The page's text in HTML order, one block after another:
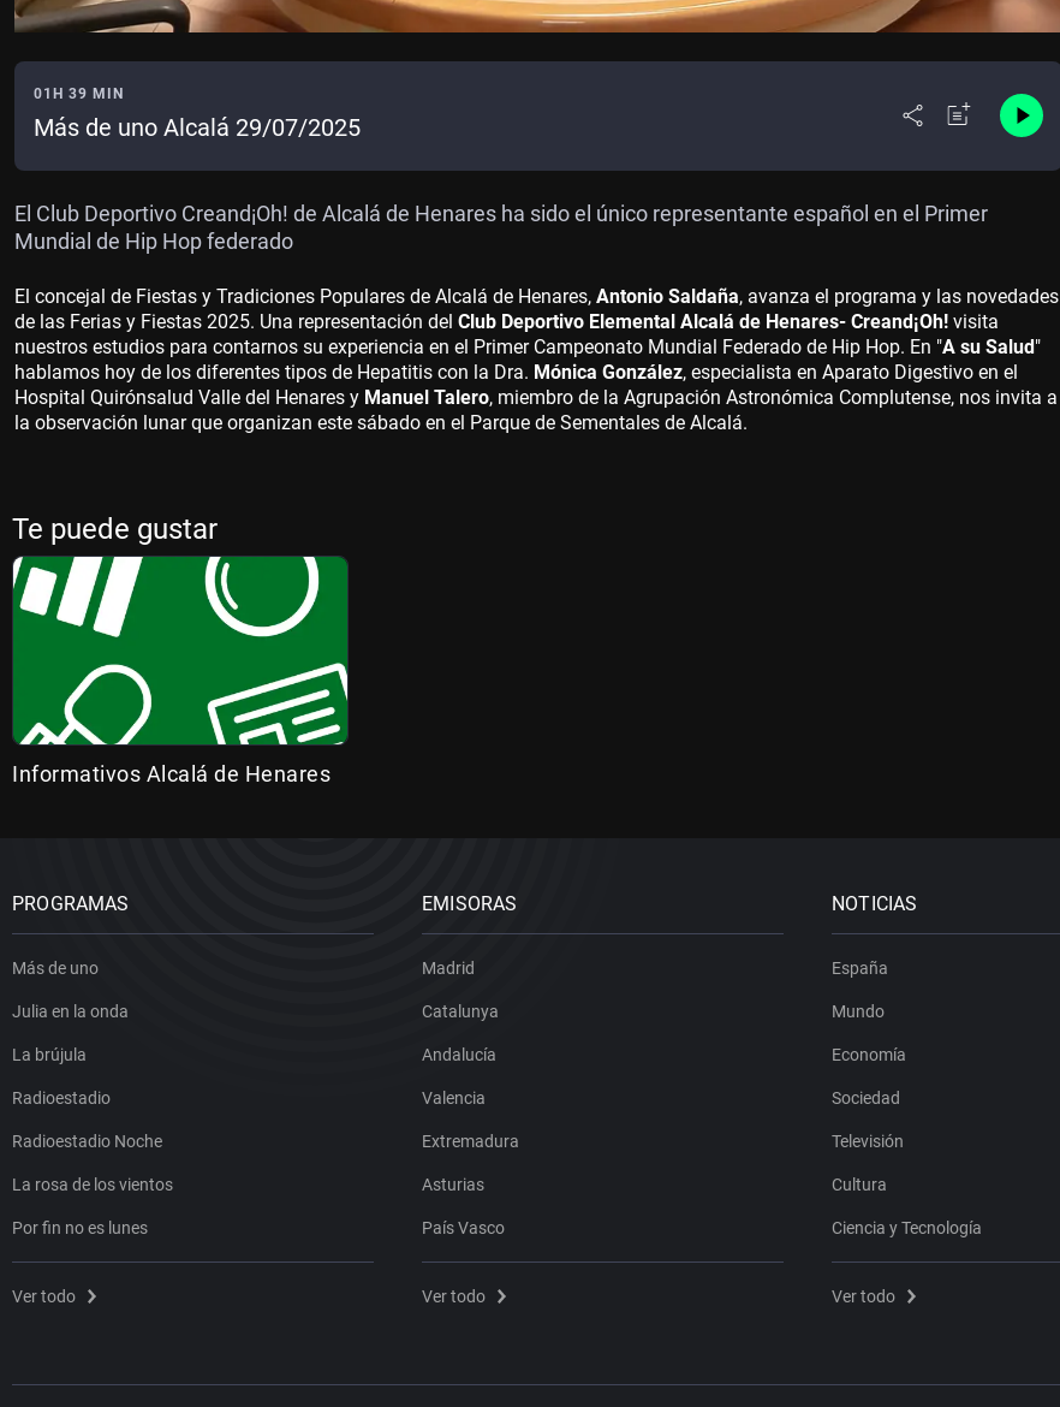
01H 39 MIN
Más de uno Alcalá 29/07/2025
El Club Deportivo Creand¡Oh! de Alcalá de Henares ha sido el único representante español en el Primer
Mundial de Hip Hop federado
El concejal de Fiestas y Tradiciones Populares de Alcalá de Henares, Antonio Saldaña, avanza el programa y las novedades
de las Ferias y Fiestas 2025. Una representación del Club Deportivo Elemental Alcalá de Henares- Creand¡Oh! visita
nuestros estudios para contarnos su experiencia en el Primer Campeonato Mundial Federado de Hip Hop. En "A su Salud"
hablamos hoy de los diferentes tipos de Hepatitis con la Dra. Mónica González, especialista en Aparato Digestivo en el
Hospital Quirónsalud Valle del Henares y Manuel Talero, miembro de la Agrupación Astronómica Complutense, nos invita a
la observación lunar que organizan este sábado en el Parque de Sementales de Alcalá.
Te puede gustar
Informativos Alcalá de Henares
PROGRAMAS
Más de uno
Julia en la onda
La brújula
Radioestadio
Radioestadio Noche
La rosa de los vientos
Por fin no es lunes
Ver todo
EMISORAS
Madrid
Catalunya
Andalucía
Valencia
Extremadura
Asturias
País Vasco
Ver todo
NOTICIAS
España
Mundo
Economía
Sociedad
Televisión
Cultura
Ciencia y Tecnología
Ver todo